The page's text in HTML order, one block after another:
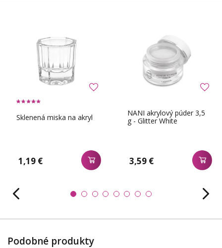
Sklenená miska na akryl
1,19 €
NANI akrylový púder 3,5
g - Glitter White
3,59 €
Podobné produkty